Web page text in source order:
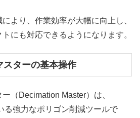
より、作業効率が大幅に向上し、
にも対応できるようになります。
スターの基本操作
（Decimation Master）は、
る強力なポリゴン削減ツールで